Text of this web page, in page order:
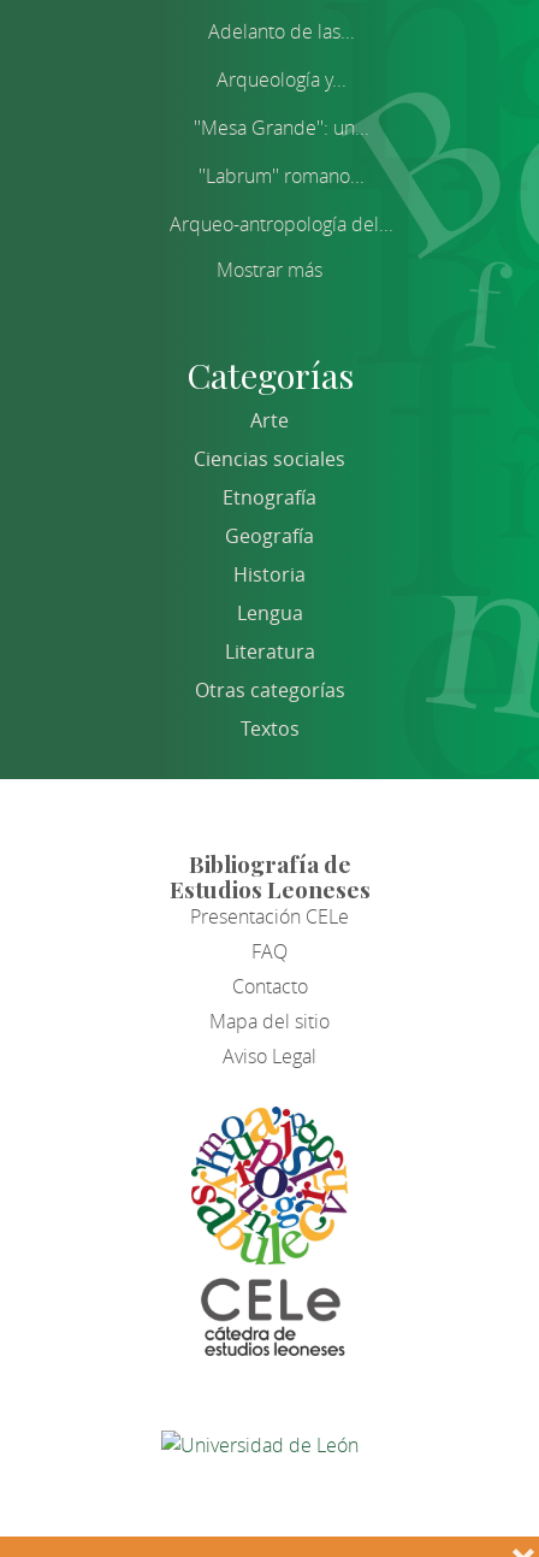
Adelanto de las...
Arqueología y...
''Mesa Grande'': un...
''Labrum'' romano...
Arqueo-antropología del...
Mostrar más
Categorías
Arte
Ciencias sociales
Etnografía
Geografía
Historia
Lengua
Literatura
Otras categorías
Textos
Bibliografía de
Estudios Leoneses
Presentación CELe
FAQ
Contacto
Mapa del sitio
Aviso Legal